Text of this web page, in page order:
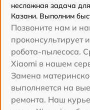
несложная задача
Казани. Выполним
Позвоните нам и
проконсультирует
робота-пылесоса.
Xiaomi в нашем
Замена
выполняется на
ремонта. Наш